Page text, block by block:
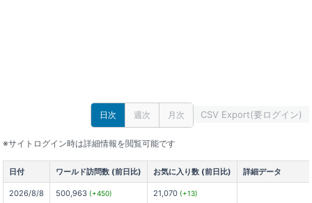
日次 週次 月次 CSV Export(要ログイン)
※サイトログイン時は詳細情報を閲覧可能です
日付 ワールド訪問数 (前日比) お気に入り数 (前日比) 詳細データ
2026/8/8 500,963 (+450) 21,070 (+13)